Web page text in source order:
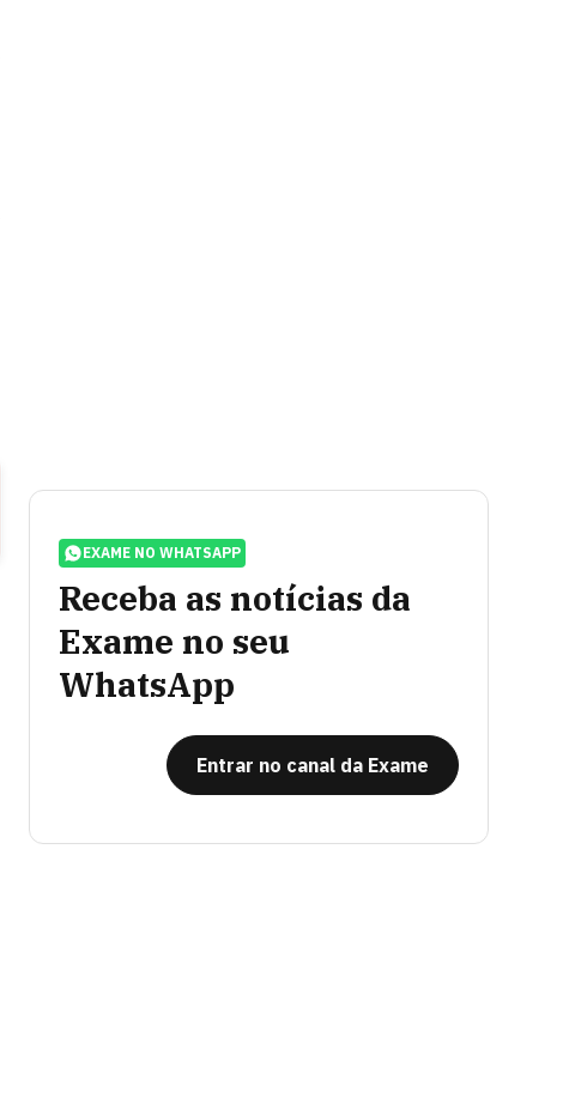
EXAME NO WHATSAPP
Receba as notícias da
Exame no seu
WhatsApp
Entrar no canal da Exame